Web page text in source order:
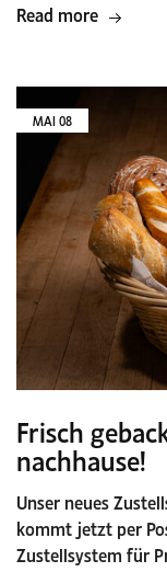
Read more
MAI 08
Frisch
nachhause!
Unser neues
kommt jetzt per
Zustellsystem für